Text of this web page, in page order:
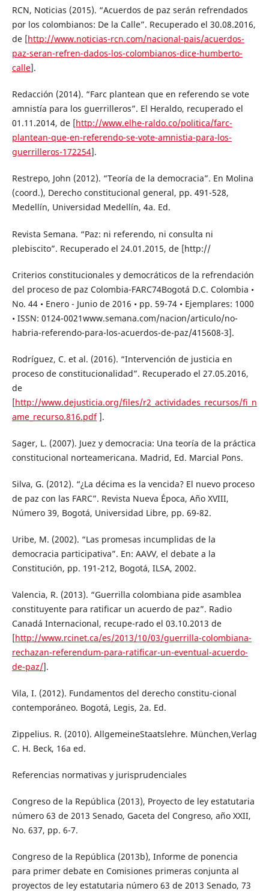
RCN, Noticias (2015). “Acuerdos de paz serán refrendados
por los colombianos: De la Calle”. Recuperado el 30.08.2016,
de [http://www.noticias-rcn.com/nacional-pais/acuerdos-
paz-seran-refren-dados-los-colombianos-dice-humberto-
calle].
Redacción (2014). “Farc plantean que en referendo se vote
amnistía para los guerrilleros”. El Heraldo, recuperado el
01.11.2014, de [http://www.elhe-raldo.co/politica/farc-
plantean-que-en-referendo-se-vote-amnistia-para-los-
guerrilleros-172254].
Restrepo, John (2012). “Teoría de la democracia”. En Molina
(coord.), Derecho constitucional general, pp. 491-528,
Medellín, Universidad Medellín, 4a. Ed.
Revista Semana. “Paz: ni referendo, ni consulta ni
plebiscito”. Recuperado el 24.01.2015, de [http://
Criterios constitucionales y democráticos de la refrendación
del proceso de paz Colombia-FARC74Bogotá D.C. Colombia •
No. 44 • Enero - Junio de 2016 • pp. 59-74 • Ejemplares: 1000
• ISSN: 0124-0021www.semana.com/nacion/articulo/no-
habria-referendo-para-los-acuerdos-de-paz/415608-3].
Rodríguez, C. et al. (2016). “Intervención de justicia en
proceso de constitucionalidad”. Recuperado el 27.05.2016,
de
[http://www.dejusticia.org/files/r2_actividades_recursos/fi_n
ame_recurso.816.pdf].
Sager, L. (2007). Juez y democracia: Una teoría de la práctica
constitucional norteamericana. Madrid, Ed. Marcial Pons.
Silva, G. (2012). “¿La décima es la vencida? El nuevo proceso
de paz con las FARC”. Revista Nueva Época, Año XVIII,
Número 39, Bogotá, Universidad Libre, pp. 69-82.
Uribe, M. (2002). “Las promesas incumplidas de la
democracia participativa”. En: AAVV, el debate a la
Constitución, pp. 191-212, Bogotá, ILSA, 2002.
Valencia, R. (2013). “Guerrilla colombiana pide asamblea
constituyente para ratificar un acuerdo de paz”. Radio
Canadá Internacional, recupe-rado el 03.10.2013 de
[http://www.rcinet.ca/es/2013/10/03/guerrilla-colombiana-
rechazan-referendum-para-ratificar-un-eventual-acuerdo-
de-paz/].
Vila, I. (2012). Fundamentos del derecho constitu-cional
contemporáneo. Bogotá, Legis, 2a. Ed.
Zippelius. R. (2010). AllgemeineStaatslehre. München,Verlag
C. H. Beck, 16a ed.
Referencias normativas y jurisprudenciales
Congreso de la República (2013), Proyecto de ley estatutaria
número 63 de 2013 Senado, Gaceta del Congreso, año XXII,
No. 637, pp. 6-7.
Congreso de la República (2013b), Informe de ponencia
para primer debate en Comisiones primeras conjunta al
proyectos de ley estatutaria número 63 de 2013 Senado, 73